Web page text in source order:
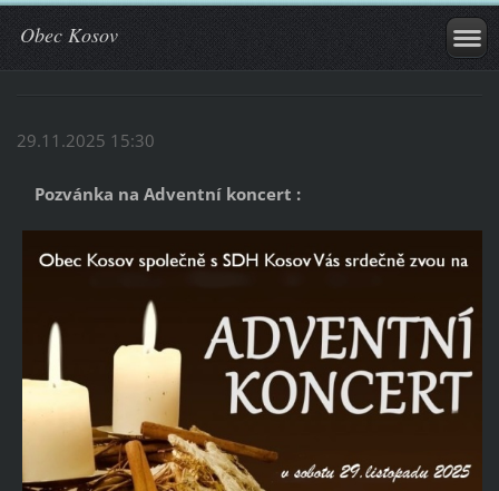
Obec Kosov
29.11.2025 15:30
Pozvánka na Adventní koncert :